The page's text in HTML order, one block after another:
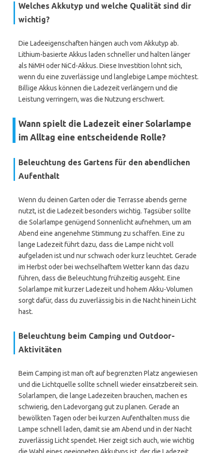
Welches Akkutyp und welche Qualität sind dir
wichtig?
Die Ladeeigenschaften hängen auch vom Akkutyp ab.
Lithium-basierte Akkus laden schneller und halten länger
als NiMH oder NiCd-Akkus. Diese Investition lohnt sich,
wenn du eine zuverlässige und langlebige Lampe möchtest.
Billige Akkus können die Ladezeit verlängern und die
Leistung verringern, was die Nutzung erschwert.
Wann spielt die Ladezeit einer Solarlampe
im Alltag eine entscheidende Rolle?
Beleuchtung des Gartens für den abendlichen
Aufenthalt
Wenn du deinen Garten oder die Terrasse abends gerne
nutzt, ist die Ladezeit besonders wichtig. Tagsüber sollte
die Solarlampe genügend Sonnenlicht aufnehmen, um am
Abend eine angenehme Stimmung zu schaffen. Eine zu
lange Ladezeit führt dazu, dass die Lampe nicht voll
aufgeladen ist und nur schwach oder kurz leuchtet. Gerade
im Herbst oder bei wechselhaftem Wetter kann das dazu
führen, dass die Beleuchtung frühzeitig ausgeht. Eine
Solarlampe mit kurzer Ladezeit und hohem Akku-Volumen
sorgt dafür, dass du zuverlässig bis in die Nacht hinein Licht
hast.
Beleuchtung beim Camping und Outdoor-
Aktivitäten
Beim Camping ist man oft auf begrenzten Platz angewiesen
und die Lichtquelle sollte schnell wieder einsatzbereit sein.
Solarlampen, die lange Ladezeiten brauchen, machen es
schwierig, den Ladevorgang gut zu planen. Gerade an
bewölkten Tagen oder bei kurzen Aufenthalten muss die
Lampe schnell laden, damit sie am Abend und in der Nacht
zuverlässig Licht spendet. Hier zeigt sich auch, wie wichtig